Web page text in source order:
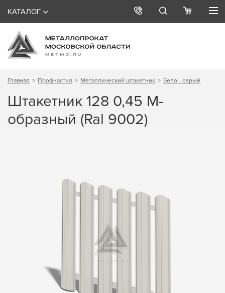
КАТАЛОГ
Главная Профнастил Металлический штакетник Бело - серый
Штакетник 128 0,45 М-
образный (Ral 9002)